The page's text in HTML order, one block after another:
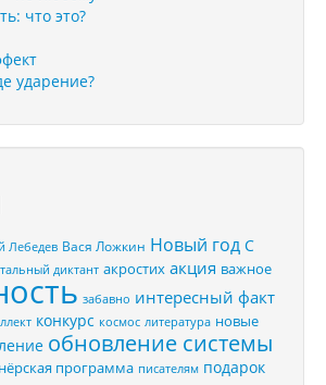
что это?
ударение?
Лебедев Вася Ложкин Новый год С
диктант акростих акция важное
забавно интересный факт
конкурс космос литература новые
обновление системы
программа писателям подарок